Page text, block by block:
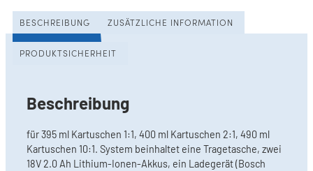
BESCHREIBUNG ZUSÄTZLICHE INFORMATION
PRODUKTSICHERHEIT
Beschreibung
für 395 ml Kartuschen 1:1, 400 ml Kartuschen 2:1, 490 ml
Kartuschen 10:1. System beinhaltet eine Tragetasche, zwei
18V 2.0 Ah Lithium-Ionen-Akkus, ein Ladegerät (Bosch